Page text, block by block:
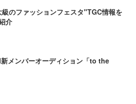
のファッションフェスタ"TGC情報を
介
メンバーオーディション「to the